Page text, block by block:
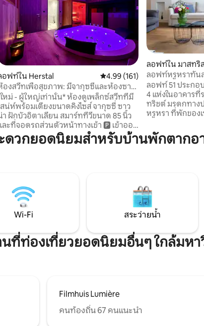
จาก 5, 136 รีวิว
อฟท์ใน Herstal คะแนนเฉลี่ย 4.99 จาก 5, 161 รีวิ
4.99 (161)
องสวีทเพื่อสุขภาพ: มีจากุซซี่และห้องซาว
าส่วนตัว
หม่ - ผู้ใหญ่เท่านั้น* ห้องดูเพล็กซ์สวีทที่มี
สน่ห์พร้อมเตียงขนาดคิงไซส์ จากุซซี่ ซาว
า ฝักบัวอิตาเลียน สมาร์ททีวีขนาด 85 นิ้ว
ละที่จอดรถส่วนตัวหน้าทางเข้า 🅿️ เข้าออก
ระด้วยรหัสดิจิทัล บริการเสริม✨ในการ
ข้าชมก่อนเวลา (16:15 น. แทน
ลอฟท์ใน มาสทริ
ลอฟท์หรูหราทัน
ประวัติศาสตร์
ลอฟท์ 51 ประกอ
4 แห่งในอาคารที่
ทริชต์ มรดกทาง
หรูหรา ที่พักของเราตั้งอยู่ใจกลางมาสทริชต์
ตลาดที่มีชื่อเสีย
นี้คุณยังจะได้พบกั
ดวกยอดนิยมสำหรับบ้านพักตากอ
Wi-Fi สระว่ายน้ำ
ที่ท่องเที่ยวยอดนิยมอื่นๆ ใกล้มห
Filmhuis Lumière
คนท้องถิ่น 67 คนแนะนำ